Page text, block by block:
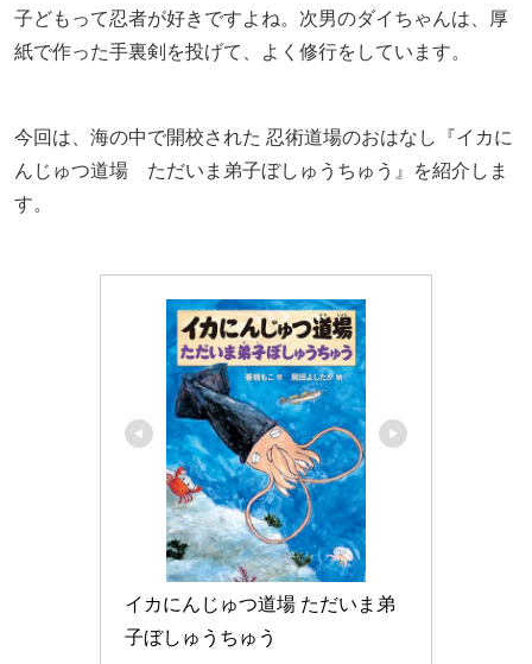
子どもって忍者が好きですよね。次男のダイちゃんは、厚
紙で作った手裏剣を投げて、よく修行をしています。
今回は、海の中で開校された 忍術道場のおはなし『イカに
んじゅつ道場 ただいま弟子ぼしゅうちゅう』を紹介しま
す。
イカにんじゅつ道場 ただいま弟
子ぼしゅうちゅう